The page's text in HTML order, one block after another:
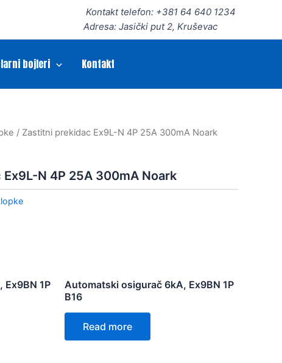
Kontakt telefon: +381 64 640 1234
Adresa: Jasički put 2, Kruševac
bojleri Kontakt
/ Zastitni prekidac Ex9L-N 4P 25A 300mA Noark
N 4P 25A 300mA Noark
1P
Automatski osigurač 6kA, Ex9BN 1P
B16
Read more